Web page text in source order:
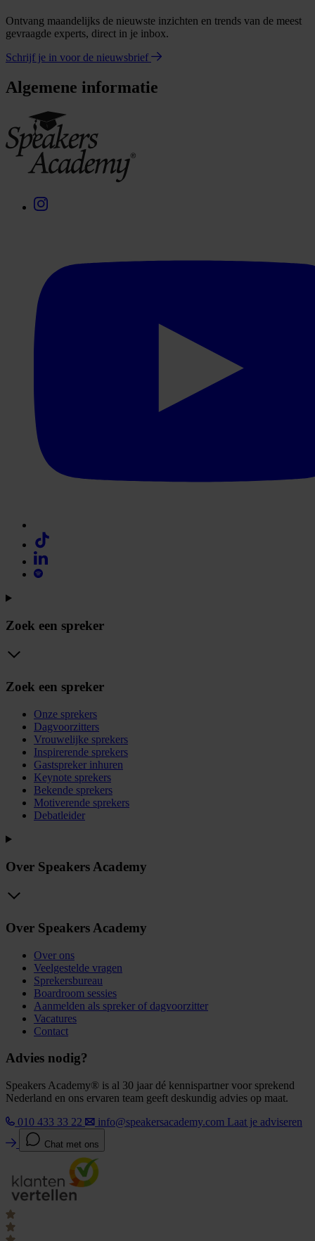
Ontvang maandelijks de nieuwste inzichten en trends van de meest
gevraagde experts, direct in je inbox.
Schrijf je in voor de nieuwsbrief
Algemene informatie
Zoek een spreker
Zoek een spreker
Onze sprekers
Dagvoorzitters
Vrouwelijke sprekers
Inspirerende sprekers
Gastspreker inhuren
Keynote sprekers
Bekende sprekers
Motiverende sprekers
Debatleider
Over Speakers Academy
Over Speakers Academy
Over ons
Veelgestelde vragen
Sprekersbureau
Boardroom sessies
Aanmelden als spreker of dagvoorzitter
Vacatures
Contact
Advies nodig?
Speakers Academy® is al 30 jaar dé kennispartner voor sprekend
Nederland en ons ervaren team geeft deskundig advies op maat.
010 433 33 22
info@speakersacademy.com Laat je adviseren
Chat met ons